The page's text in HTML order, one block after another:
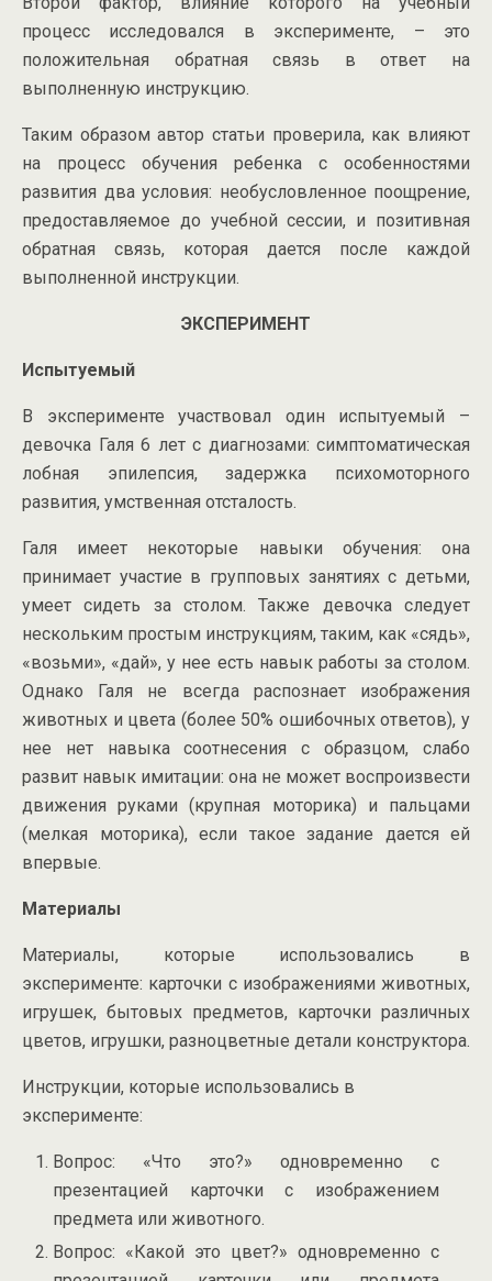
процесс исследовался в эксперименте, – это
положительная обратная связь в ответ на
выполненную инструкцию.
Таким образом автор статьи проверила, как влияют
на процесс обучения ребенка с особенностями
развития два условия: необусловленное поощрение,
предоставляемое до учебной сессии, и позитивная
обратная связь, которая дается после каждой
выполненной инструкции.
ЭКСПЕРИМЕНТ
Испытуемый
В эксперименте участвовал один испытуемый –
девочка Галя 6 лет с диагнозами: симптоматическая
лобная эпилепсия, задержка психомоторного
развития, умственная отсталость.
Галя имеет некоторые навыки обучения: она
принимает участие в групповых занятиях с детьми,
умеет сидеть за столом. Также девочка следует
нескольким простым инструкциям, таким, как «сядь»,
«возьми», «дай», у нее есть навык работы за столом.
Однако Галя не всегда распознает изображения
животных и цвета (более 50% ошибочных ответов), у
нее нет навыка соотнесения с образцом, слабо
развит навык имитации: она не может воспроизвести
движения руками (крупная моторика) и пальцами
(мелкая моторика), если такое задание дается ей
впервые.
Материалы
Материалы, которые использовались в
эксперименте: карточки с изображениями животных,
игрушек, бытовых предметов, карточки различных
цветов, игрушки, разноцветные детали конструктора.
Инструкции, которые использовались в
эксперименте:
Вопрос: «Что это?» одновременно с
презентацией карточки с изображением
предмета или животного.
Вопрос: «Какой это цвет?» одновременно с